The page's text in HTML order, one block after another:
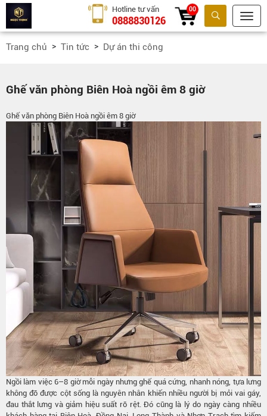
Tìm kiếm
Hotline tư vấn
0888830126
00
Trang chủ Tin tức Dự án thi công
Ghế văn phòng Biên Hoà ngồi êm 8 giờ
Ghế văn phòng Biên Hoà ngồi êm 8 giờ
Ngồi làm việc 6–8 giờ mỗi ngày nhưng ghế quá cứng, nhanh nóng, tựa lưng
không đỡ được cột sống là nguyên nhân khiến nhiều người bị mỏi vai gáy,
đau thắt lưng và giảm hiệu suất rõ rệt. Đó cũng là lý do ngày càng nhiều